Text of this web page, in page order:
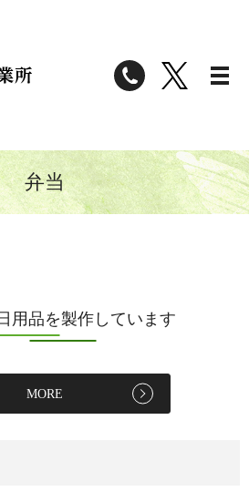
弁当
用品を製作しています
MORE